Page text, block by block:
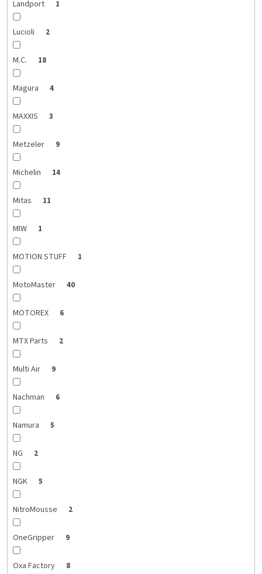
Landport 1
Lucioli 2
M.C. 18
Magura 4
MAXXIS 3
Metzeler 9
Michelin 14
Mitas 11
MIW 1
MOTION STUFF 1
MotoMaster 40
MOTOREX 6
MTX Parts 2
Multi Air 9
Nachman 6
Namura 5
NG 2
NGK 5
NitroMousse 2
OneGripper 9
Oxa Factory 8